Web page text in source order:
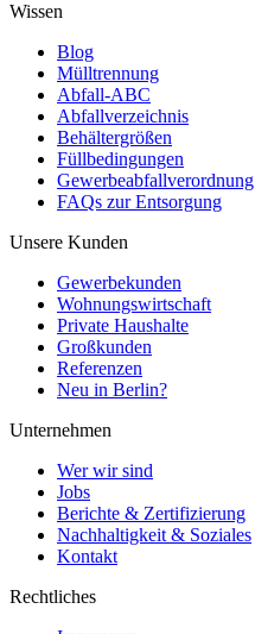
Wissen
Blog
Mülltrennung
Abfall-ABC
Abfallverzeichnis
Behältergrößen
Füllbedingungen
Gewerbeabfallverordnung
FAQs zur Entsorgung
Unsere Kunden
Gewerbekunden
Wohnungswirtschaft
Private Haushalte
Großkunden
Referenzen
Neu in Berlin?
Unternehmen
Wer wir sind
Jobs
Berichte & Zertifizierung
Nachhaltigkeit & Soziales
Kontakt
Rechtliches